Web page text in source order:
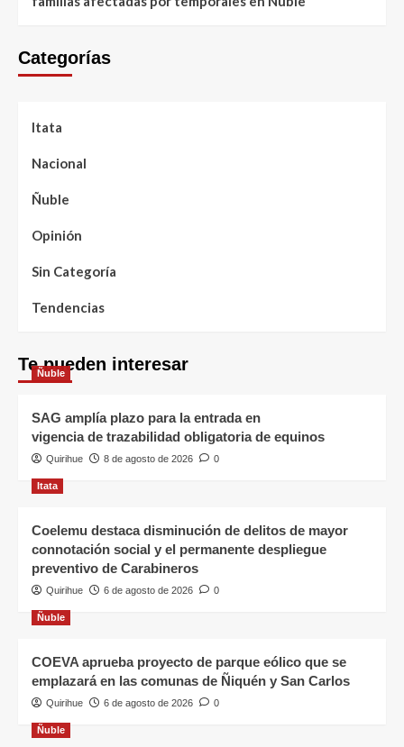
Categorías
Itata
Nacional
Ñuble
Opinión
Sin Categoría
Tendencias
Te pueden interesar
Ñuble
SAG amplía plazo para la entrada en
vigencia de trazabilidad obligatoria de equinos
Quirihue 8 de agosto de 2026 0
Itata
Coelemu destaca disminución de delitos de mayor
connotación social y el permanente despliegue
preventivo de Carabineros
Quirihue 6 de agosto de 2026 0
Ñuble
COEVA aprueba proyecto de parque eólico que se
emplazará en las comunas de Ñiquén y San Carlos
Quirihue 6 de agosto de 2026 0
Ñuble